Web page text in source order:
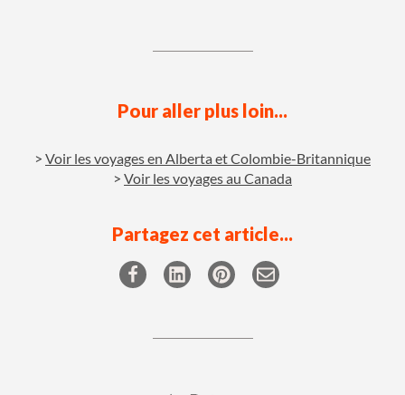
Pour aller plus loin...
Voir les voyages en Alberta et Colombie-Britannique
Voir les voyages au Canada
Partagez cet article...